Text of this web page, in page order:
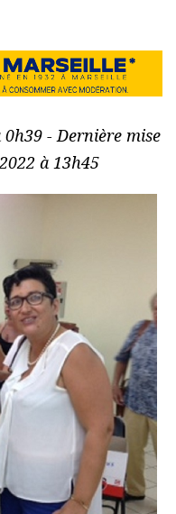
- Dernière mise
à 13h45